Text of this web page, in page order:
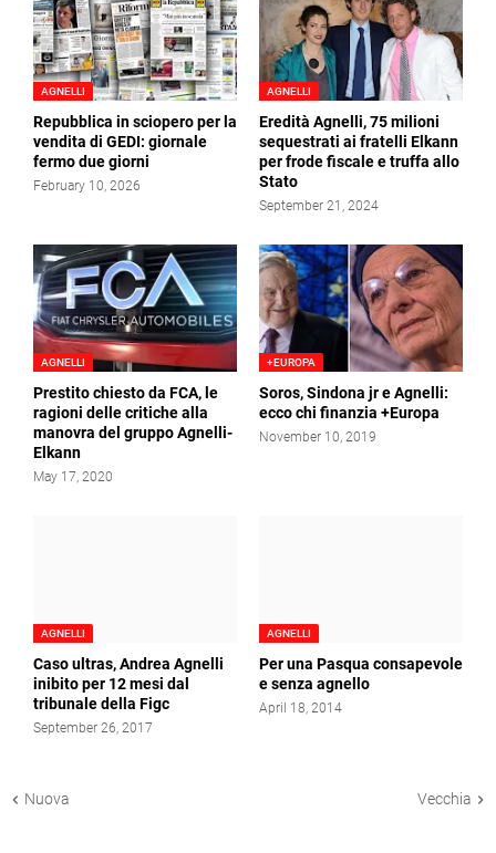
AGNELLI
Repubblica in sciopero per la
vendita di GEDI: giornale
fermo due giorni
February 10, 2026
AGNELLI
Eredità Agnelli, 75 milioni
sequestrati ai fratelli Elkann
per frode fiscale e truffa allo
Stato
September 21, 2024
AGNELLI
Prestito chiesto da FCA, le
ragioni delle critiche alla
manovra del gruppo Agnelli-
Elkann
May 17, 2020
+EUROPA
Soros, Sindona jr e Agnelli:
ecco chi finanzia +Europa
November 10, 2019
AGNELLI
Caso ultras, Andrea Agnelli
inibito per 12 mesi dal
tribunale della Figc
September 26, 2017
AGNELLI
Per una Pasqua consapevole
e senza agnello
April 18, 2014
Nuova Vecchia